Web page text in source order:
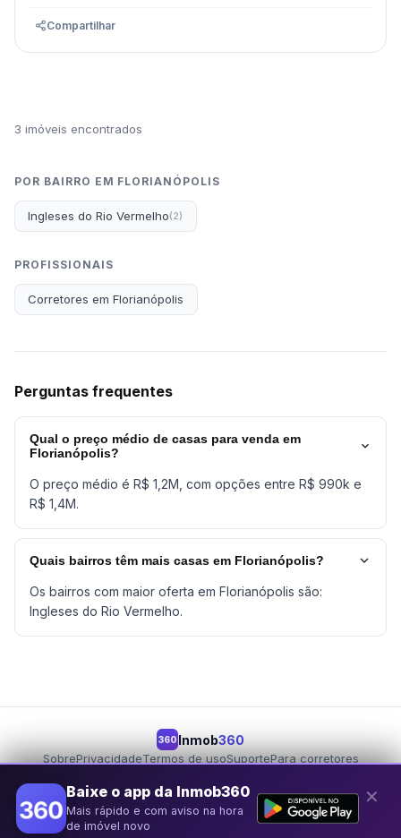
Compartilhar
3 imóveis encontrados
POR BAIRRO EM FLORIANÓPOLIS
Ingleses do Rio Vermelho(2)
PROFISSIONAIS
Corretores em Florianópolis
Perguntas frequentes
Qual o preço médio de casas para venda em
Florianópolis?
O preço médio é R$ 1,2M, com opções entre R$ 990k e
R$ 1,4M.
Quais bairros têm mais casas em Florianópolis?
Os bairros com maior oferta em Florianópolis são:
Ingleses do Rio Vermelho.
360 Inmob360
SobrePrivacidadeTermos de usoSuportePara corretores
Baixe o app da Inmob360
Mais rápido e com aviso na hora
de imóvel novo
✕